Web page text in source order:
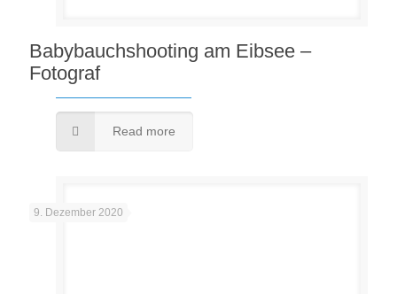
Babybauchshooting am Eibsee –
Fotograf
Read more
9. Dezember 2020